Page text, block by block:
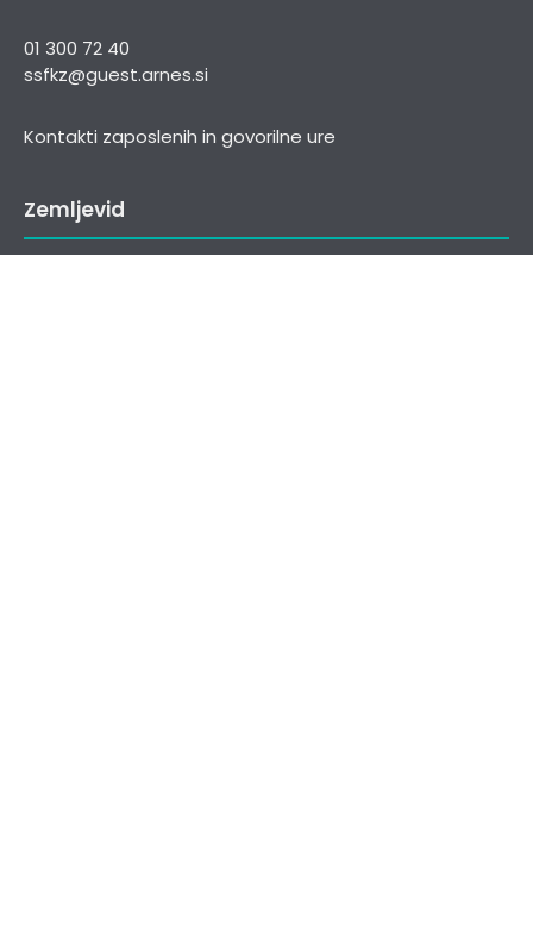
01 300 72 40
ssfkz@guest.arnes.si
Kontakti zaposlenih in govorilne ure
Zemljevid